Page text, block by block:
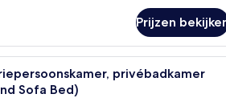
Prijzen
Een hotelkamer met twee
privébadkamer
Sofa Bed)